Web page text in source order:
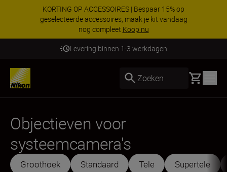
KORTING OP ACCESSOIRES | Bespaar 15% op
geselecteerde accessoires, maak je kit vandaag
nog compleet Koop nu
Levering binnen 1-3 werkdagen
Zoeken Basket
Objectieven voor
systeemcamera's
Groothoek Standaard Tele Supertele